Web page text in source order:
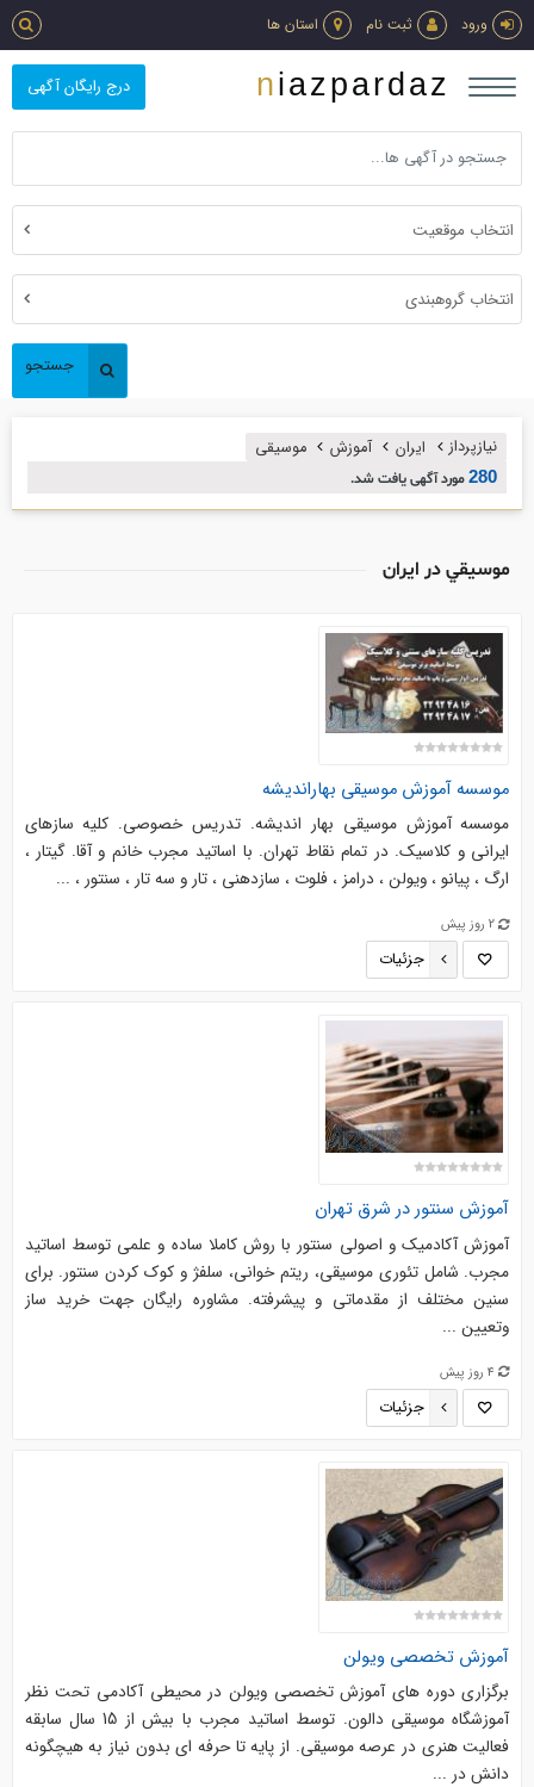
ورود ثبت نام استان ها
درج رایگان آگهی niazpardaz
انتخاب موقعیت
انتخاب گروهبندی
جستجو
نیازپرداز ایران آموزش موسيقي
280مورد آگهی یافت شد.
موسيقي در ایران
موسسه آموزش موسیقی بهاراندیشه
موسسه آموزش موسیقی بهار اندیشه. تدریس خصوصی. کلیه سازهای
ایرانی و کلاسیک. در تمام نقاط تهران. با اساتید مجرب خانم و آقا. گیتار ،
ارگ ، پیانو ، ویولن ، درامز ، فلوت ، سازدهنی ، تار و سه تار ، سنتور ، ...
2 روز پیش
جزئیات
آموزش سنتور در شرق تهران
آموزش آکادمیک و اصولی سنتور با روش کاملا ساده و علمی توسط اساتید
مجرب. شامل تئوری موسیقی، ریتم خوانی، سلفژ و کوک کردن سنتور. برای
سنین مختلف از مقدماتی و پیشرفته. مشاوره رایگان جهت خرید ساز
وتعیین ...
4 روز پیش
جزئیات
آموزش تخصصی ویولن
برگزاری دوره های آموزش تخصصی ویولن در محیطی آکادمی تحت نظر
آموزشگاه موسیقی دالون. توسط اساتید مجرب با بیش از 15 سال سابقه
فعالیت هنری در عرصه موسیقی. از پایه تا حرفه ای بدون نیاز به هیچگونه
دانش در ...